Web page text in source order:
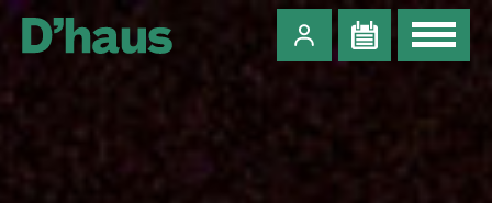
Zum Hauptinhalt springen Zum Footer springen